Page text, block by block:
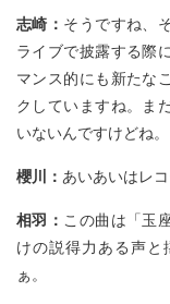
志崎： そうですね、
ライブで披露する際
マンス的にも新たな
クしていますね。ま
いないんですけどね。
櫻川： あいあいはレ
相羽： この曲は「玉
けの説得力ある声
ぁ。